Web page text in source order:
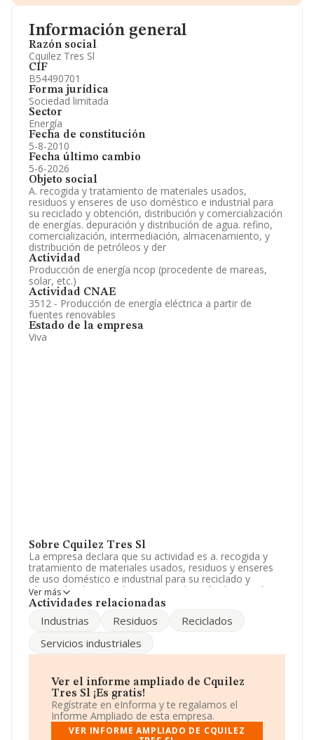
Información general
Razón social
Cquilez Tres Sl
CIF
B54490701
Forma jurídica
Sociedad limitada
Sector
Energía
Fecha de constitución
5-8-2010
Fecha último cambio
5-6-2026
Objeto social
A. recogida y tratamiento de materiales usados,
residuos y enseres de uso doméstico e industrial para
su reciclado y obtención, distribución y comercialización
de energías. depuración y distribución de agua. refino,
comercialización, intermediación, almacenamiento, y
distribución de petróleos y der
Actividad
Producción de energía ncop (procedente de mareas,
solar, etc.)
Actividad CNAE
3512 - Producción de energía eléctrica a partir de
fuentes renovables
Estado de la empresa
Viva
Sobre Cquilez Tres Sl
La empresa declara que su actividad es a. recogida y
tratamiento de materiales usados, residuos y enseres
de uso doméstico e industrial para su reciclado y
obtención, distribución y comercialización de energías.
depuración y distribución de agua. refino,
distribución de petróleos y der. La empresa está
actividad CNAE como 'Transporte de energía eléctrica',
código 3512. La empresa no tiene actividad en
La plantilla se ha mantenido igual y según los datos a
disposición de INFORMA, ha tenido un número de
empleados por debajo de la media de sector.
Su email eseliqso@gmail.com.
Ver más
Actividades relacionadas
Industrias Residuos
Reciclados
Servicios industriales
Ver el informe ampliado de Cquilez
Tres Sl ¡Es gratis!
Regístrate en eInforma y te regalamos el
Informe Ampliado de esta empresa.
VER INFORME AMPLIADO DE CQUILEZ
Información oficial y registral complementaria.